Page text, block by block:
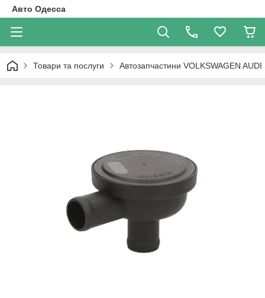
Авто Одесса
Товари та послуги Автозапчастини VOLKSWAGEN AUDI